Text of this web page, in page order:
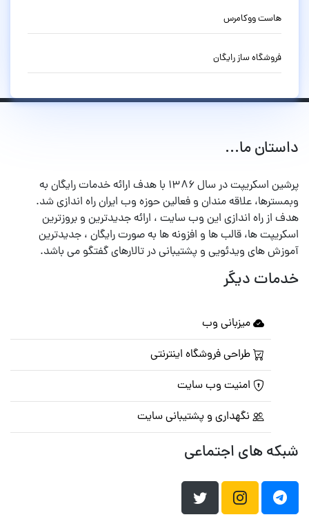
هاست ووکامرس
فروشگاه ساز رایگان
داستان ما...
پرشین اسکریپت در سال ۱۳۸۶ با هدف ارائه خدمات رایگان به
وبمسترها، علاقه مندان و فعالین حوزه وب ایران راه اندازی شد.
هدف از راه اندازی این وب سایت ، ارائه جدیدترین و بروزترین
اسکریپت ها، قالب ها و افزونه ها به صورت رایگان ، جدیدترین
آموزش های ویدئویی و پشتیبانی در تالارهای گفتگو می باشد.
خدمات دیگر
میزبانی وب
طراحی فروشگاه اینترنتی
امنیت وب سایت
نگهداری و پشتیبانی سایت
شبکه های اجتماعی